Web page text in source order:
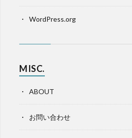
WordPress.org
MISC.
ABOUT
お問い合わせ